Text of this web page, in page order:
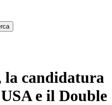
candidatura
e il Double